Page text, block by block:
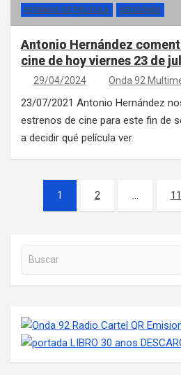
ESTAMOS DE PELÍCULA SECCIONES
Antonio Hernández
cine de hoy viernes 23 de
29/04/2024 Onda 92
23/07/2021 Antonio Hernández
estrenos de cine para este fin de
a decidir qué película ver.
Paginación de
1 2 … 11
Buscar en la web